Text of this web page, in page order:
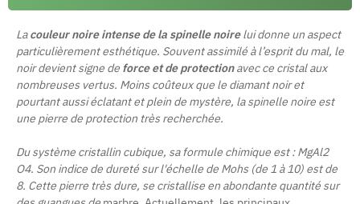
Lacouleur noire intense de la spinelle noirelui donne un aspect
particulièrement esthétique. Souvent assimilé à l’esprit du mal, le
noir devient signe de force et de protectionavec ce cristal aux
nombreuses vertus. Moins coûteux que le diamant noir et
pourtant aussi éclatant et plein de mystère, la spinelle noire est
une pierre de protection très recherchée.
Du système cristallin cubique, sa formule chimique est :MgAl2
O4. Son indice de dureté sur l'échelle de Mohs (de 1 à 10) est de
8. Cette pierre très dure, se cristallise en abondante quantité sur